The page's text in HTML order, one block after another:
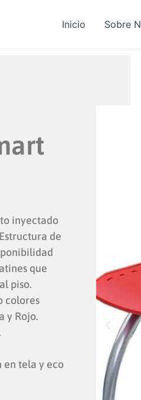
Inicio Sobre
inyectado
de
que
piso.
colores
y Rojo.
en tela y eco